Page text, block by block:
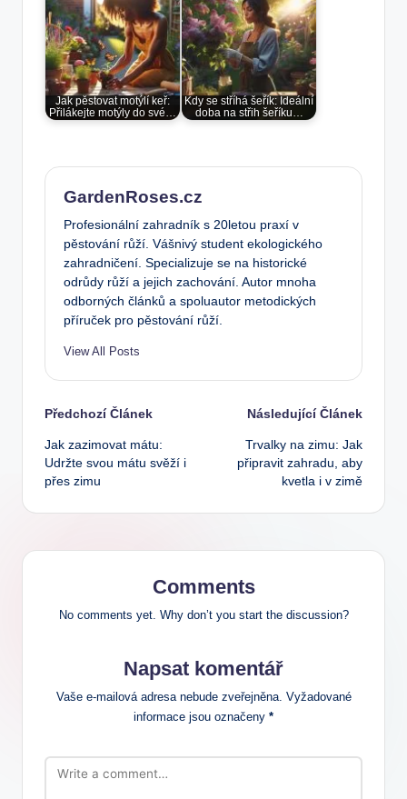
Jak pěstovat motýlí keř:
Přilákejte motýly do své…
Kdy se stříhá šeřík: Ideální
doba na střih šeříku…
GardenRoses.cz
Profesionální zahradník s 20letou praxí v
pěstování růží. Vášnivý student ekologického
zahradničení. Specializuje se na historické
odrůdy růží a jejich zachování. Autor mnoha
odborných článků a spoluautor metodických
příruček pro pěstování růží.
View All Posts
Post
navigation
Předchozí Článek
Jak zazimovat mátu:
Udržte svou mátu svěží i
přes zimu
Následující Článek
Trvalky na zimu: Jak
připravit zahradu, aby
kvetla i v zimě
Comments
No comments yet. Why don’t you start the discussion?
Napsat komentář
Vaše e-mailová adresa nebude zveřejněna. Vyžadované
informace jsou označeny *